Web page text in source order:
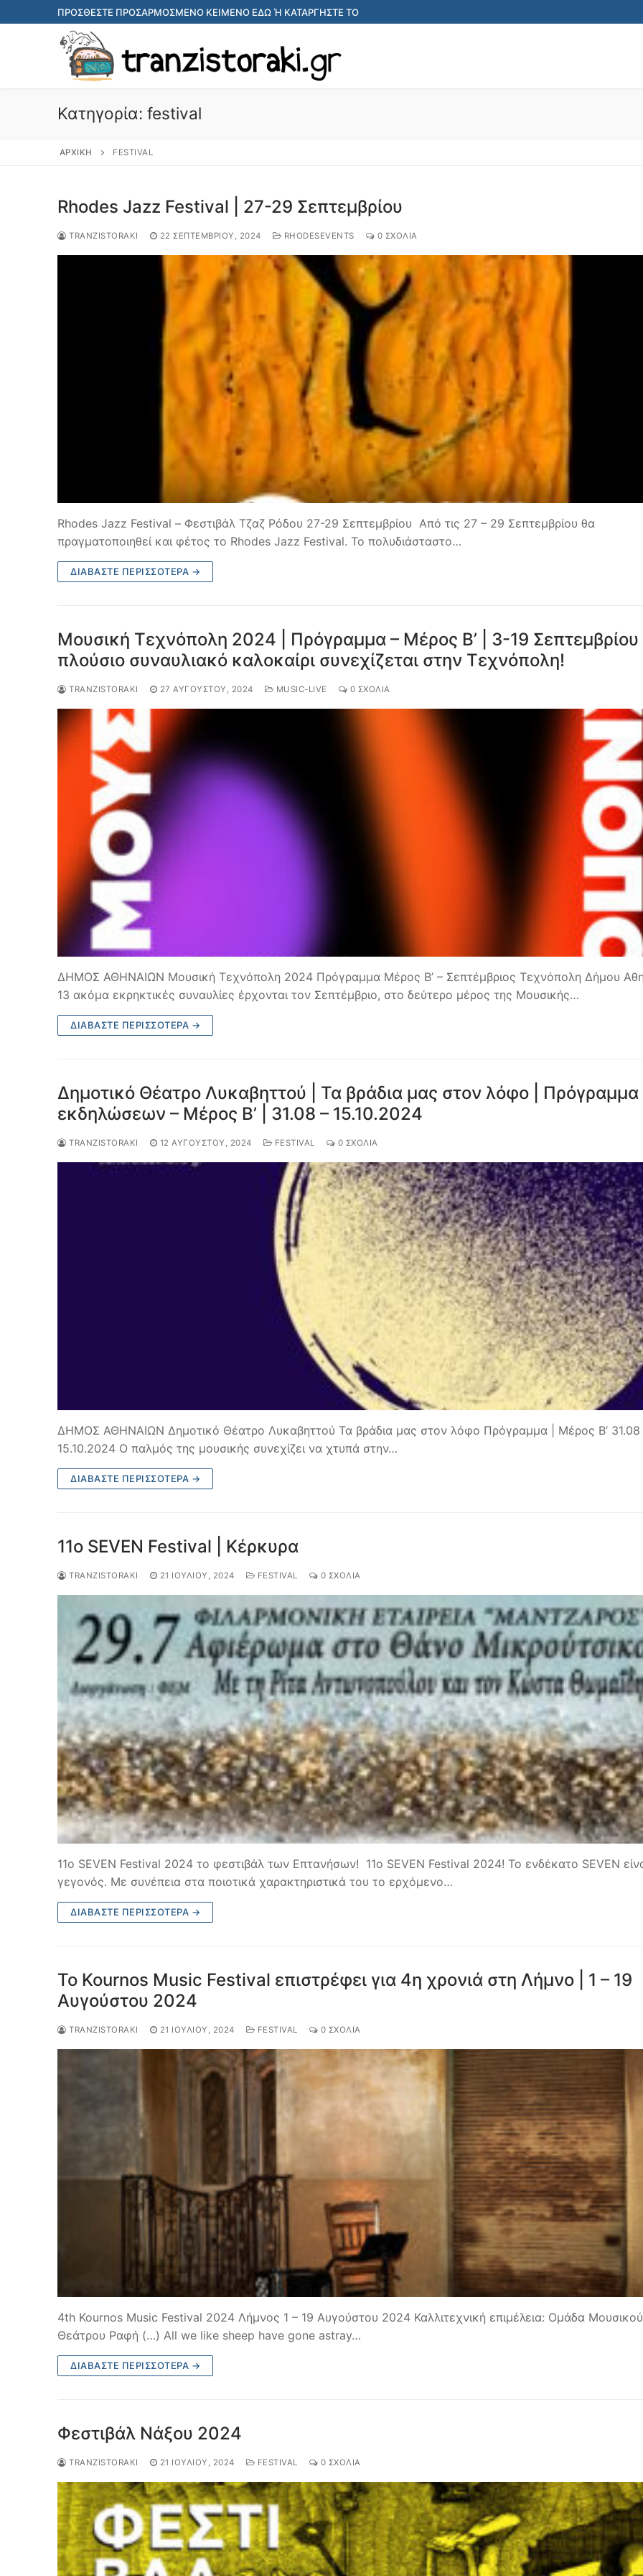
στο
περιεχόμενο
ΠΡΟΣΘΈΣΤΕ ΠΡΟΣΑΡΜΟΣΜΈΝΟ ΚΕΊΜΕΝΟ ΕΔΏ Ή ΚΑΤΑΡΓΉΣΤΕ ΤΟ
Κατηγορία: festival
ΑΡΧΙΚΉ FESTIVAL
Rhodes Jazz Festival | 27-29 Σεπτεμβρίου
TRANZISTORAKI 22 ΣΕΠΤΕΜΒΡΊΟΥ, 2024 RHODESEVENTS 0 ΣΧΌΛΙΑ
Rhodes Jazz Festival – Φεστιβάλ Τζαζ Ρόδου 27-29 Σεπτεμβρίου Από τις 27 – 29 Σεπτεμβρίου θα
πραγματοποιηθεί και φέτος το Rhodes Jazz Festival. To πολυδιάσταστο…
ΔΙΑΒΆΣΤΕ ΠΕΡΙΣΣΌΤΕΡΑ →
Μουσική Τεχνόπολη 2024 | Πρόγραμμα – Μέρος Β’ | 3-19 Σεπτεμβρίου
πλούσιο συναυλιακό καλοκαίρι συνεχίζεται στην Τεχνόπολη!
TRANZISTORAKI 27 ΑΥΓΟΎΣΤΟΥ, 2024 MUSIC-LIVE 0 ΣΧΌΛΙΑ
ΔΗΜΟΣ ΑΘΗΝΑΙΩΝ Μουσική Τεχνόπολη 2024 Πρόγραμμα Μέρος Β’ – Σεπτέμβριος Τεχνόπολη Δήμου
13 ακόμα εκρηκτικές συναυλίες έρχονται τον Σεπτέμβριο, στο δεύτερο μέρος της Μουσικής…
ΔΙΑΒΆΣΤΕ ΠΕΡΙΣΣΌΤΕΡΑ →
Δημοτικό Θέατρο Λυκαβηττού | Τα βράδια μας στον λόφο | Πρόγραμμα
εκδηλώσεων – Μέρος Β’ | 31.08 – 15.10.2024
TRANZISTORAKI 12 ΑΥΓΟΎΣΤΟΥ, 2024 FESTIVAL 0 ΣΧΌΛΙΑ
ΔΗΜΟΣ ΑΘΗΝΑΙΩΝ Δημοτικό Θέατρο Λυκαβηττού Τα βράδια μας στον λόφο Πρόγραμμα | Μέρος Β’ 31.08
15.10.2024 Ο παλμός της μουσικής συνεχίζει να χτυπά στην…
ΔΙΑΒΆΣΤΕ ΠΕΡΙΣΣΌΤΕΡΑ →
11o SEVEN Festival | Κέρκυρα
TRANZISTORAKI 21 ΙΟΥΛΊΟΥ, 2024 FESTIVAL 0 ΣΧΌΛΙΑ
11ο SEVEN Festival 2024 το φεστιβάλ των Επτανήσων! 11ο SEVEN Festival 2024! Το ενδέκατο SEVEN
γεγονός. Με συνέπεια στα ποιοτικά χαρακτηριστικά του το ερχόμενο…
ΔΙΑΒΆΣΤΕ ΠΕΡΙΣΣΌΤΕΡΑ →
Το Kournos Music Festival επιστρέφει για 4η χρονιά στη Λήμνο | 1 – 19
Αυγούστου 2024
TRANZISTORAKI 21 ΙΟΥΛΊΟΥ, 2024 FESTIVAL 0 ΣΧΌΛΙΑ
4th Kournos Music Festival 2024 Λήμνος 1 – 19 Αυγούστου 2024 Καλλιτεχνική επιμέλεια: Ομάδα Μουσικού
Θεάτρου Ραφή (…) All we like sheep have gone astray…
ΔΙΑΒΆΣΤΕ ΠΕΡΙΣΣΌΤΕΡΑ →
Φεστιβάλ Νάξου 2024
TRANZISTORAKI 21 ΙΟΥΛΊΟΥ, 2024 FESTIVAL 0 ΣΧΌΛΙΑ